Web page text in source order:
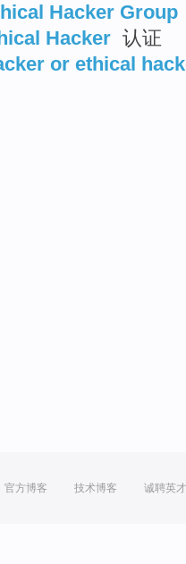
Hacker Group
Hacker 认证
or ethical
官方博客 技术博客 诚聘英才